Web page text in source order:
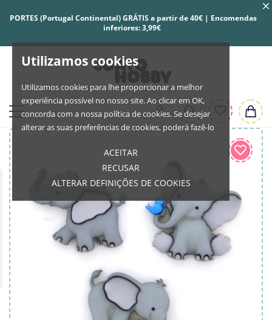
Utilizamos cookies
Utilizamos cookies para lhe proporcionar a melhor
experiência possível no nosso site. Ao clicar em OK,
concorda com a nossa política de cookies. Se desejar
alterar as suas preferências de cookies, poderá fazê-lo
ACEITAR
RECUSAR
ALTERAR DEFINIÇÕES DE COOKIES
PORTES (Portugal Continental) GRÁTIS a partir de 40€ | Encomendas
inferiores: 3,99€